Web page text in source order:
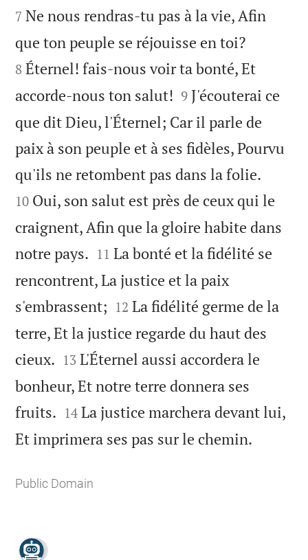
7 Ne nous rendras-tu pas à la vie, Afin
que ton peuple se réjouisse en toi?
8 Éternel! fais-nous voir ta bonté, Et
accorde-nous ton salut! 

9 J'écouterai ce
que dit Dieu, l'Éternel; Car il parle de
paix à son peuple et à ses fidèles, Pourvu
qu'ils ne retombent pas dans la folie.
10 Oui, son salut est près de ceux qui le
craignent, Afin que la gloire habite dans
notre pays. 

11 La bonté et la fidélité se
rencontrent, La justice et la paix
s'embrassent; 

12 La fidélité germe de la
terre, Et la justice regarde du haut des
cieux. 

13 L'Éternel aussi accordera le
bonheur, Et notre terre donnera ses
fruits. 

14 La justice marchera devant lui,
Et imprimera ses pas sur le chemin.
Public Domain